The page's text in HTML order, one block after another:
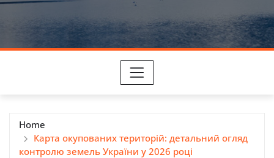
Home
Карта окупованих територій: детальний огляд
контролю земель України у 2026 році